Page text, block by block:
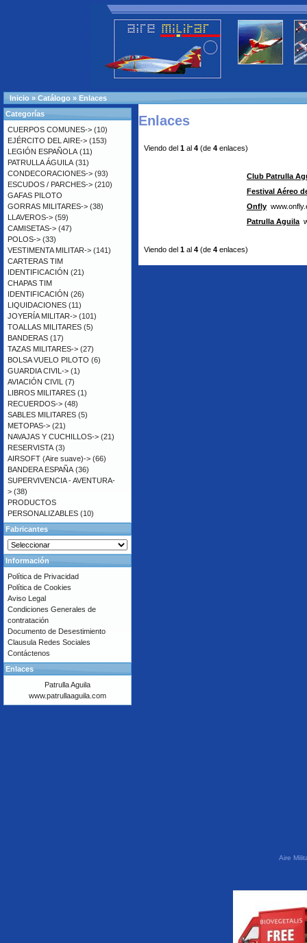
Inicio » Catálogo » Enlaces
Enlaces
Viendo del 1 al 4 (de 4 enlaces)
Club Patrulla
Festival Aéreo
Onfly
Patrulla Aguila
Viendo del 1 al 4 (de 4 enlaces)
Categorías
CUERPOS COMUNES-> (10)
EJÉRCITO DEL AIRE-> (153)
LEGIÓN ESPAÑOLA (11)
PATRULLA ÁGUILA (31)
CONDECORACIONES-> (93)
ESCUDOS / PARCHES-> (210)
GAFAS PILOTO
GORRAS MILITARES-> (38)
LLAVEROS-> (59)
CAMISETAS-> (47)
POLOS-> (33)
VESTIMENTA MILITAR-> (141)
CARTERAS TIM
IDENTIFICACIÓN (21)
CHAPAS TIM
IDENTIFICACIÓN (26)
LIQUIDACIONES (11)
JOYERÍA MILITAR-> (101)
TOALLAS MILITARES (5)
BANDERAS (17)
TAZAS MILITARES-> (27)
BOLSA VUELO PILOTO (6)
GUARDIA CIVIL-> (1)
AVIACIÓN CIVIL (7)
LIBROS MILITARES (1)
RECUERDOS-> (48)
SABLES MILITARES (5)
METOPAS-> (21)
NAVAJAS Y CUCHILLOS-> (21)
RESERVISTA (3)
AIRSOFT (Aire suave)-> (66)
BANDERA ESPAÑA (36)
SUPERVIVENCIA - AVENTURA-
> (38)
PRODUCTOS
PERSONALIZABLES (10)
Fabricantes
Información
Política de Privacidad
Política de Cookies
Aviso Legal
Condiciones Generales de
contratación
Documento de Desestimiento
Clausula Redes Sociales
Contáctenos
Enlaces
Patrulla Aguila
www.patrullaaguila.com
Aire